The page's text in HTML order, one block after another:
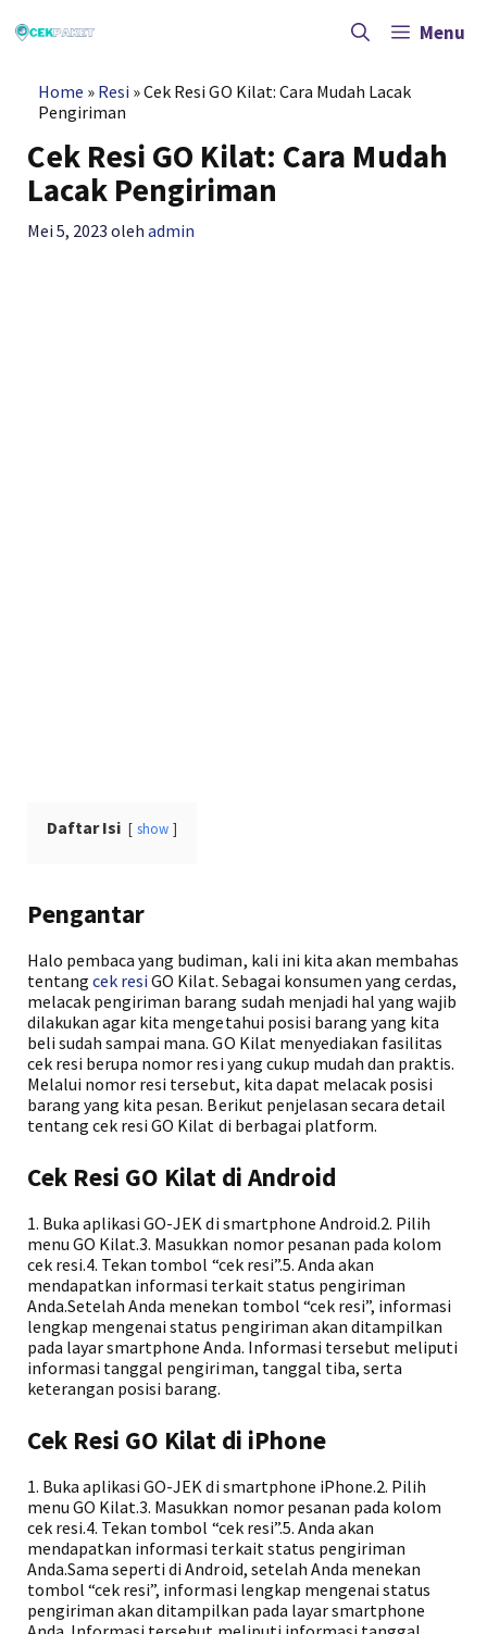
ke
Menu
Home » Resi »Cek Resi GO Kilat: Cara Mudah Lacak
Pengiriman
Cek Resi GO Kilat: Cara Mudah
Lacak Pengiriman
Mei 5, 2023 olehadmin
Daftar Isi show
Pengantar
Halo pembaca yang budiman, kali ini kita akan membahas
tentangcek resi GO Kilat. Sebagai konsumen yang cerdas,
melacak pengiriman barang sudah menjadi hal yang wajib
dilakukan agar kita mengetahui posisi barang yang kita
beli sudah sampai mana. GO Kilat menyediakan fasilitas
cek resi berupa nomor resi yang cukup mudah dan praktis.
Melalui nomor resi tersebut, kita dapat melacak posisi
barang yang kita pesan. Berikut penjelasan secara detail
tentang cek resi GO Kilat di berbagai platform.
Cek Resi GO Kilat di Android
1. Buka aplikasi GO-JEK di smartphone Android.2. Pilih
menu GO Kilat.3. Masukkan nomor pesanan pada kolom
cek resi.4. Tekan tombol “cek resi”.5. Anda akan
mendapatkan informasi terkait status pengiriman
Anda.Setelah Anda menekan tombol “cek resi”, informasi
lengkap mengenai status pengiriman akan ditampilkan
pada layar smartphone Anda. Informasi tersebut meliputi
informasi tanggal pengiriman, tanggal tiba, serta
keterangan posisi barang.
Cek Resi GO Kilat di iPhone
1. Buka aplikasi GO-JEK di smartphone iPhone.2. Pilih
menu GO Kilat.3. Masukkan nomor pesanan pada kolom
cek resi.4. Tekan tombol “cek resi”.5. Anda akan
mendapatkan informasi terkait status pengiriman
Anda.Sama seperti di Android, setelah Anda menekan
tombol “cek resi”, informasi lengkap mengenai status
pengiriman akan ditampilkan pada layar smartphone